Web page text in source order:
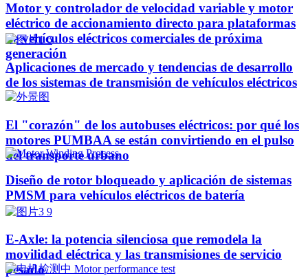
Motor y controlador de velocidad variable y motor
eléctrico de accionamiento directo para plataformas
de vehículos eléctricos comerciales de próxima
generación
Aplicaciones de mercado y tendencias de desarrollo
de los sistemas de transmisión de vehículos eléctricos
El "corazón" de los autobuses eléctricos: por qué los
motores PUMBAA se están convirtiendo en el pulso
del transporte urbano
Diseño de rotor bloqueado y aplicación de sistemas
PMSM para vehículos eléctricos de batería
E-Axle: la potencia silenciosa que remodela la
movilidad eléctrica y las transmisiones de servicio
pesado